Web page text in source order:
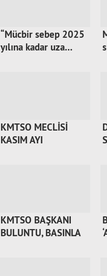
“Mücbir sebep 2025
yılına kadar uza…
KMTSO MECLİSİ
KASIM AYI
KMTSO BAŞKANI
BULUNTU, BASINLA